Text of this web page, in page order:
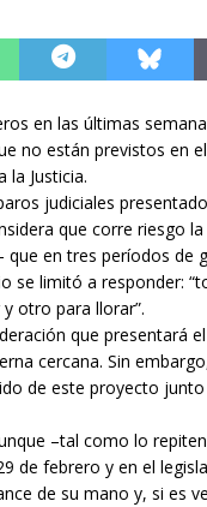
en las últimas
no están previstos en
la Justicia.
judiciales
que corre riesgo la
en tres períodos de
se limitó a responder:
otro para llorar”.
que presentará el
cercana. Sin
de este proyecto
–tal como lo
de febrero y en el
de su mano y, si es